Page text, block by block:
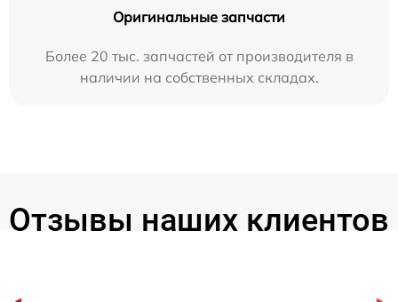
Оригинальные запчасти
Более 20 тыс. запчастей от производителя в
наличии на собственных складах.
Отзывы наших клиентов